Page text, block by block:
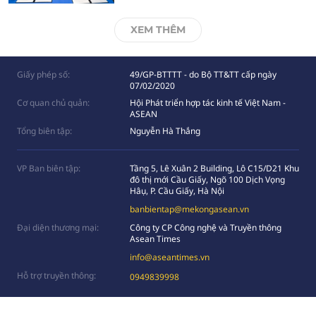
XEM THÊM
Giấy phép số:
49/GP-BTTTT - do Bộ TT&TT cấp ngày
07/02/2020
Cơ quan chủ quản:
Hội Phát triển hợp tác kinh tế Việt Nam -
ASEAN
Tổng biên tập:
Nguyễn Hà Thắng
VP Ban biên tập:
Tầng 5, Lê Xuân 2 Building, Lô C15/D21 Khu
đô thị mới Cầu Giấy, Ngõ 100 Dịch Vọng
Hâụ, P. Cầu Giấy, Hà Nội
banbientap@mekongasean.vn
Đại diện thương mại:
Công ty CP Công nghệ và Truyền thông
Asean Times
info@aseantimes.vn
Hỗ trợ truyền thông:
0949839998